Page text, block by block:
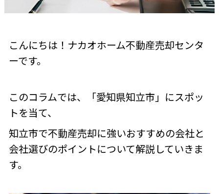
こんにちは！ナカオホーム不動産売却センタ
ーです。
このコラムでは、「愛知県知立市」にスポッ
トを当て、
知立市で不動産売却に強いおすすめの会社と
会社選びのポイントについて解説していきま
す。